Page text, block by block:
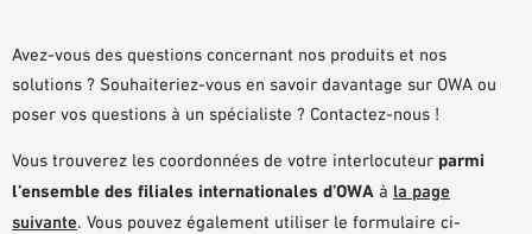
BIBLIOTHÈQUE BIM/REVIT
VIDÉOS
COMMANDE D’ÉCHANTILLONS
Avez-vous des questions concernant nos produits et nos
solutions ? Souhaiteriez-vous en savoir davantage sur OWA ou
poser vos questions à un spécialiste ? Contactez-nous !
Vous trouverez les coordonnées de votre interlocuteur parmi
l’ensemble des filiales internationales d’OWA à la page
suivante. Vous pouvez également utiliser le formulaire ci-